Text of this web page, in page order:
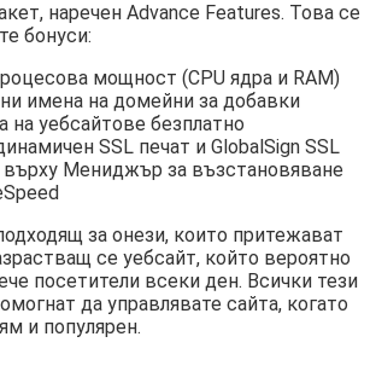
наречен Advance Features. Това се
бонуси:
мощност (CPU ядра и RAM)
имена на домейни за добавки
на уебсайтове безплатно
SSL печат и GlobalSign SSL
Мениджър за възстановяване
за онези, които притежават
се уебсайт, който вероятно
посетители всеки ден. Всички тези
да управлявате сайта, когато
и популярен.